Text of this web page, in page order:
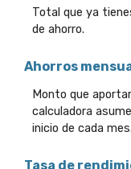
Total que ya
de ahorro.
Ahorros
Monto que
calculadora
inicio de cada mes.
Tasa de